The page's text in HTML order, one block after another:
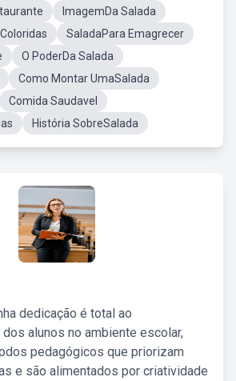
ImagemDa Salada
SaladaPara Emagrecer
O PoderDa Salada
Como Montar UmaSalada
Comida Saudavel
História SobreSalada
dedicação é total ao
alunos no ambiente escolar,
pedagógicos que priorizam
e são alimentados por criatividade